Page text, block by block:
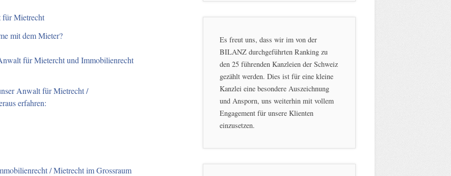
für Mietrecht
mit dem Mieter?
für Mietercht und Immobilienrecht
Anwalt für Mietrecht /
erfahren:
/ Mietrecht im Grossraum
Es freut uns, dass wir im von der
BILANZ durchgeführten Ranking zu
den 25 führenden Kanzleien der Schweiz
gezählt werden. Dies ist für eine kleine
Kanzlei eine besondere Auszeichnung
und Ansporn, uns weiterhin mit vollem
Engagement für unsere Klienten
einzusetzen.